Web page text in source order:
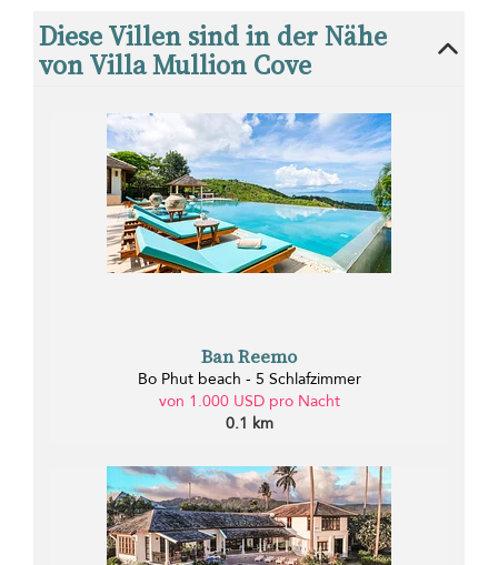
Diese Villen sind in der Nähe
von Villa Mullion Cove
Ban Reemo
Bo Phut beach - 5 Schlafzimmer
von 1.000 USD pro Nacht
0.1 km